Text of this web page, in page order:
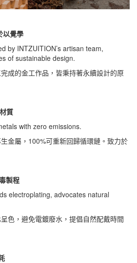
以覺學
by INTZUITION’s artisan team,
of sustainable design.
成的金工作品，皆秉持著永續設計的原
質
with zero emissions.
金屬，100%可重新回歸循環鏈。致力於
製程
electroplating, advocates natural
色，避免電鍍廢水，提倡自然配戴時間